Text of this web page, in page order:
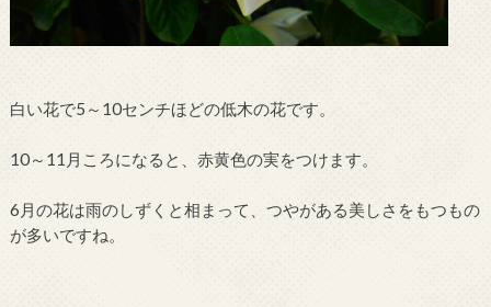
白い花で5～10センチほどの低木の花です。
10～11月ころになると、赤黄色の実をつけます。
6月の花は雨のしずくと相まって、つやがある美しさをもつもの
が多いですね。